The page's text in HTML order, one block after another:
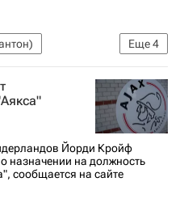
Еще4
Штутгарт
Йорди Кройф
назначении на должность
сообщается на сайте